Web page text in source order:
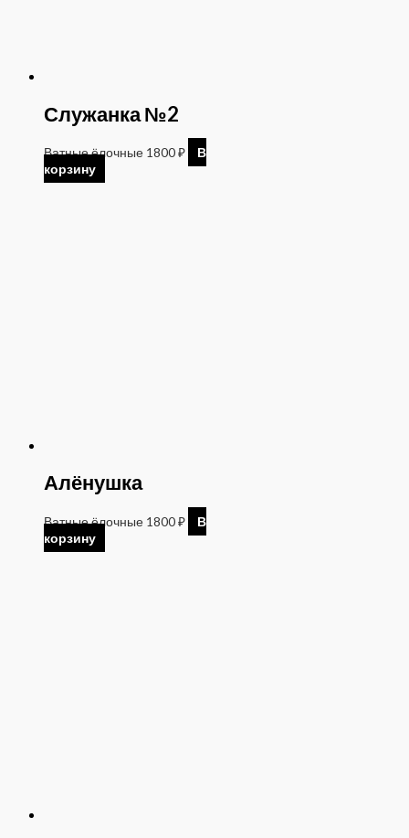
Служанка №2
Ватные ёлочные 1800₽
В
корзину
Алёнушка
Ватные ёлочные 1800₽
В
корзину